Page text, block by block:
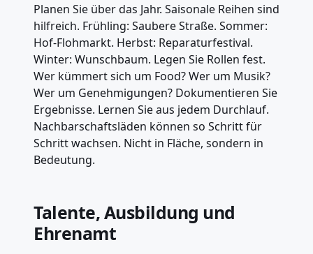
Planen Sie über das Jahr. Saisonale Reihen sind
hilfreich. Frühling: Saubere Straße. Sommer:
Hof-Flohmarkt. Herbst: Reparaturfestival.
Winter: Wunschbaum. Legen Sie Rollen fest.
Wer kümmert sich um Food? Wer um Musik?
Wer um Genehmigungen? Dokumentieren Sie
Ergebnisse. Lernen Sie aus jedem Durchlauf.
Nachbarschaftsläden können so Schritt für
Schritt wachsen. Nicht in Fläche, sondern in
Bedeutung.
Talente, Ausbildung und
Ehrenamt